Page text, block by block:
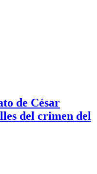
de César
del crimen del